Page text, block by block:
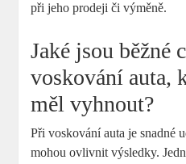
při jeho prodeji či výměně.
Jaké jsou běžné
voskování auta,
měl vyhnout?
Při voskování auta je snadné
mohou ovlivnit výsledky.